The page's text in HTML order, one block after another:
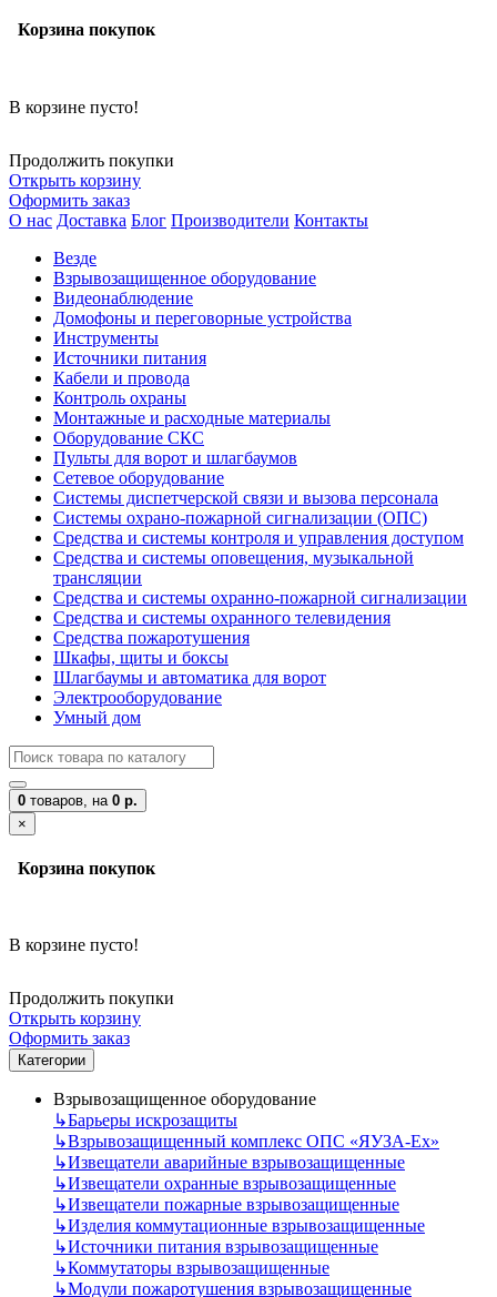
Корзина покупок
В корзине пусто!
Продолжить покупки
Открыть корзину
Оформить заказ
О нас Доставка Блог Производители Контакты
Везде
Взрывозащищенное оборудование
Видеонаблюдение
Домофоны и переговорные устройства
Инструменты
Источники питания
Кабели и провода
Контроль охраны
Монтажные и расходные материалы
Оборудование СКС
Пульты для ворот и шлагбаумов
Сетевое оборудование
Системы диспетчерской связи и вызова персонала
Системы охрано-пожарной сигнализации (ОПС)
Средства и системы контроля и управления доступом
Средства и системы оповещения, музыкальной
трансляции
Средства и системы охранно-пожарной сигнализации
Средства и системы охранного телевидения
Средства пожаротушения
Шкафы, щиты и боксы
Шлагбаумы и автоматика для ворот
Электрооборудование
Умный дом
0 товаров, на 0 р.
×
Корзина покупок
В корзине пусто!
Продолжить покупки
Открыть корзину
Оформить заказ
Категории
Взрывозащищенное оборудование
↳Барьеры искрозащиты
↳Взрывозащищенный комплекс ОПС «ЯУЗА-Ех»
↳Извещатели аварийные взрывозащищенные
↳Извещатели охранные взрывозащищенные
↳Извещатели пожарные взрывозащищенные
↳Изделия коммутационные взрывозащищенные
↳Источники питания взрывозащищенные
↳Коммутаторы взрывозащищенные
↳Модули пожаротушения взрывозащищенные